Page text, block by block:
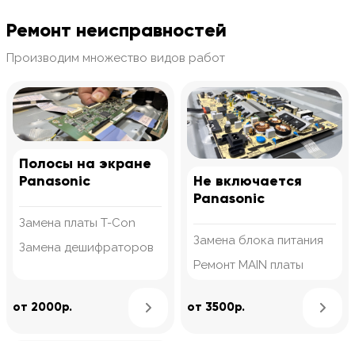
Ремонт неисправностей
Производим множество видов работ
Полосы на экране
Panasonic
Замена платы T-Con
Замена дешифраторов
от 2000р. Узнать подробнее
Не включается
Panasonic
Замена блока питания
Ремонт MAIN платы
от 3500р.